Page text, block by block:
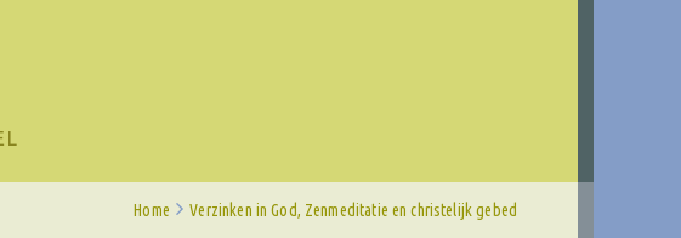
Home Verzinken in God, Zenmeditatie en christelijk gebed